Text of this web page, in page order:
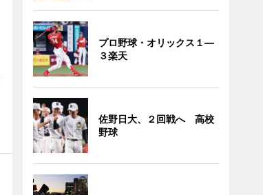
プロ野球・オリックス１―
３楽天
佐野日大、２回戦へ 高校
野球